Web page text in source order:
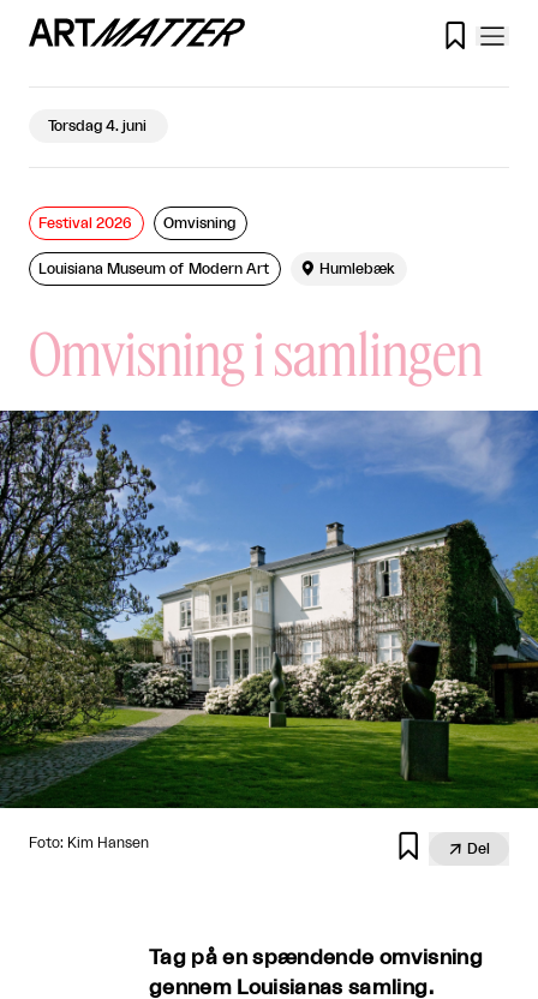

Torsdag 4. juni
Omvisning i samlingen
Festival 2026 Omvisning
Louisiana Museum of Modern Art  Humlebæk
Foto: Kim Hansen   Del
Tag på en spændende omvisning
gennem Louisianas samling.